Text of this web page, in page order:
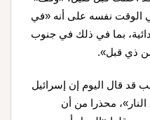
الوقت نفسه على أنه «في
بما في ذلك في جنوب
ذي قبل».
قد قال اليوم إن إسرائيل
النار»، محذرا من أن